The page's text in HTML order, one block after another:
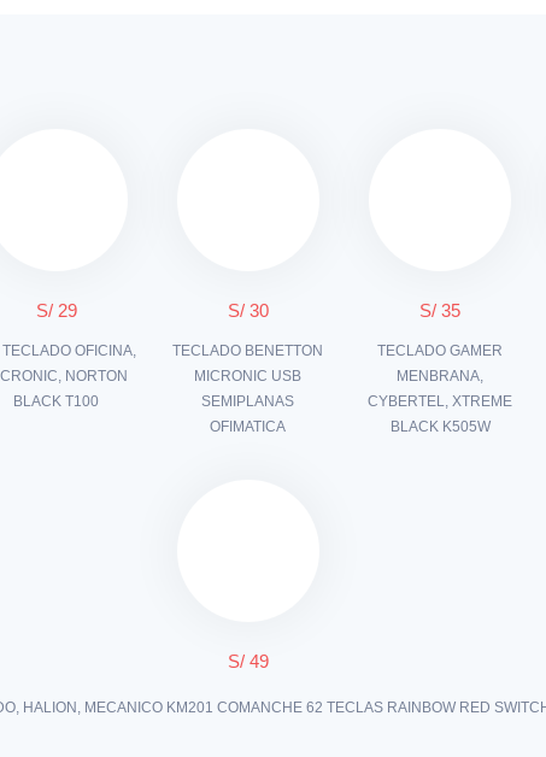
S/ 29
TECLADO OFICINA,
NORTON
BLACK T100
S/ 30
TECLADO BENETTON
MICRONIC USB
SEMIPLANAS
OFIMATICA
S/ 35
TECLADO GAMER
MENBRANA,
CYBERTEL, XTREME
BLACK K505W
S/ 49
HALION, MECANICO KM201 COMANCHE 62 TECLAS RAINBOW RED